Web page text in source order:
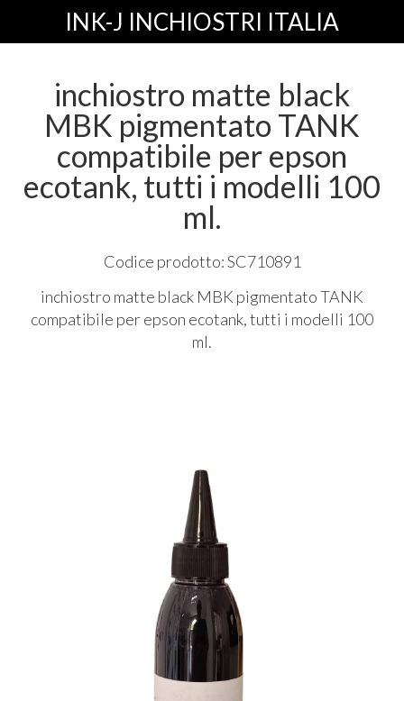
INK-J INCHIOSTRI ITALIA
inchiostro matte black
MBK pigmentato TANK
compatibile per epson
ecotank, tutti i modelli 100
ml.
Codice prodotto: SC710891
inchiostro matte black MBK pigmentatoTANK
compatibile per epson ecotank, tutti i modelli 100
ml.